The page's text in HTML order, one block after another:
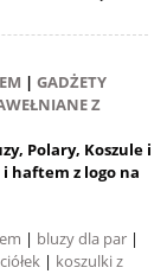
| GADŻETY
Z
Polary, Koszule i
haftem z logo na
| bluzy dla par |
| koszulki z